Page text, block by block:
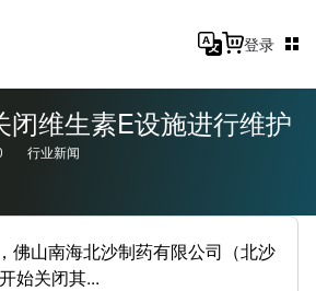
登录
闭维生素E设施进行维护
行业新闻
佛山南海北沙制药有限公司（北沙
始关闭其...